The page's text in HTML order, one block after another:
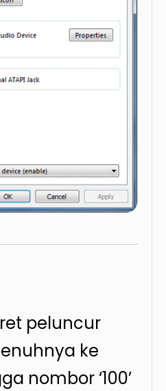
peluncur
ke
nombor ‘100’